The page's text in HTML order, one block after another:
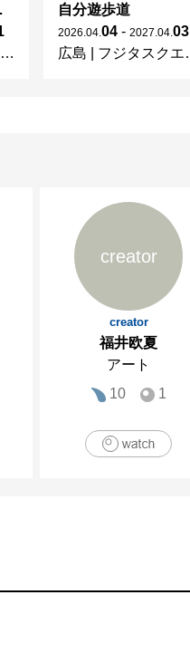
て21 世紀へ 自分遊歩道
2026 04 04 - 2027 04 03
広島
フジタスクエアまるくる大野
creator
creator
福井欧夏
アート
10
1